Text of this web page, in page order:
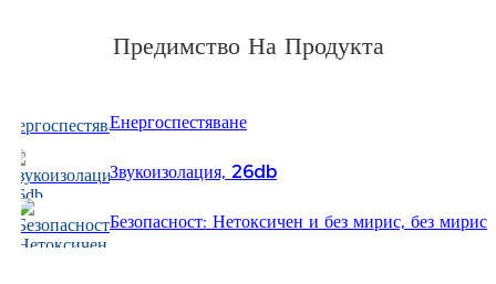
العربية
Предимство На Продукта
Енергоспестяване
Звукоизолация, 26db
Безопасност: Нетоксичен и без мирис, без мирис